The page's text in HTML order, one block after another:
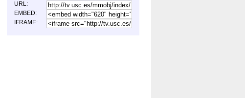
Historia rexion...[+]
Acto Institucional do Día das
Letras Galegas...
URL:
EMBED:
IFRAME: